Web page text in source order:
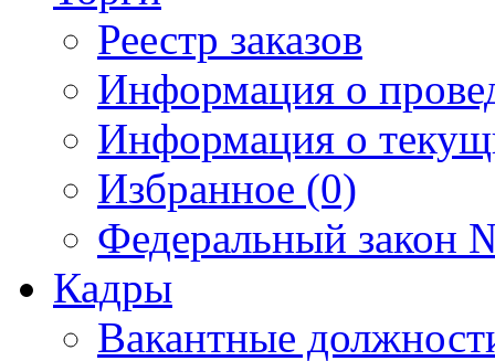
Реестр заказов
Информация о
Информация о
Избранное (0)
Федеральный закон
Кадры
Вакантные